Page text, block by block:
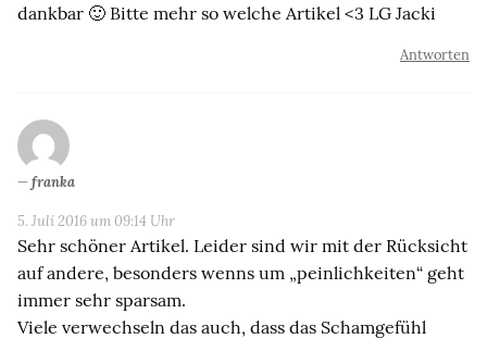
dankbar 🙂 Bitte mehr so welche Artikel <3 LG Jacki
Antworten
franka
5. Juli 2016 um 09:14 Uhr
Sehr schöner Artikel. Leider sind wir mit der Rücksicht
auf andere, besonders wenns um „peinlichkeiten“ geht
immer sehr sparsam.
Viele verwechseln das auch, dass das Schamgefühl